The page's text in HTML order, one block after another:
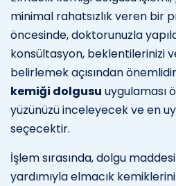
minimal rahatsızlık veren bir
öncesinde, doktorunuzla
konsültasyon, beklentilerinizi
belirlemek açısından
kemiği dolgusu uygulaması
yüzünüzü inceleyecek ve en
seçecektir.
İşlem sırasında, dolgu
yardımıyla elmacık